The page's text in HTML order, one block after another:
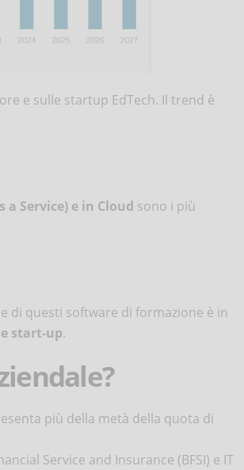
e sulle startup EdTech. Il trend è
a Service) e in Cloud sono i più
di questi software di formazione è in
start-up.
più della metà della quota di
Service and Insurance (BFSI) e IT